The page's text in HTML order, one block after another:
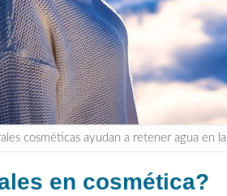
cosméticas ayudan a retener agua en
en cosmética?